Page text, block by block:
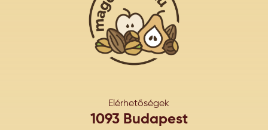
Elérhetőségek
1093 Budapest